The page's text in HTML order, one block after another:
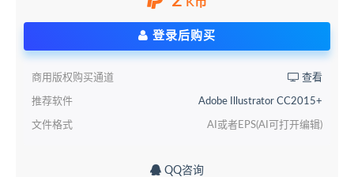
登录后购买
商用版权购买通道 查看
推荐软件 Adobe Illustrator CC2015+
文件格式 AI或者EPS(AI可打开编辑)
QQ咨询